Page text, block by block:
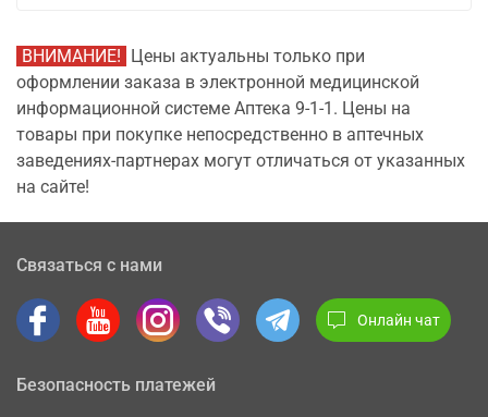
ВНИМАНИЕ! Цены актуальны только при
оформлении заказа в электронной медицинской
информационной системе Аптека 9-1-1. Цены на
товары при покупке непосредственно в аптечных
заведениях-партнерах могут отличаться от указанных
на сайте!
Связаться с нами
Онлайн чат
Безопасность платежей